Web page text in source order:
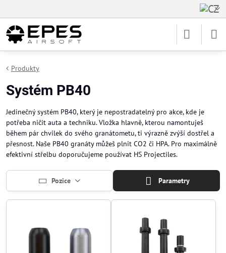
Produkty
Systém PB40
Jedinečný systém PB40, který je nepostradatelný pro akce, kde je
potřeba ničit auta a techniku. Vložka hlavně, kterou namontuješ
během pár chvilek do svého granátometu, ti výrazně zvýší dostřel a
přesnost. Naše PB40 granáty můžeš plnit CO2 či HPA. Pro maximálně
efektivní střelbu doporučujeme používat HS Projectiles.
Pozice Parametry